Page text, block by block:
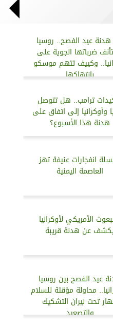
هدنة عيد الفصح.. روسيا
ضرباتها الجوية على
وكييف تتهم موسكو
بانتهاكها
ترامب.. هل تتوصل
وأوكرانيا إلى اتفاق على
هدنة هذا الأسبوع؟
انفجارات عنيفة تهز
العاصمة اليمنية
الأمريكي لأوكرانيا
عن هدنة قريبة
عيد الفصح بين روسيا
محاولة مؤقتة للسلام
تحت نيران التشكيك
والتصعيد